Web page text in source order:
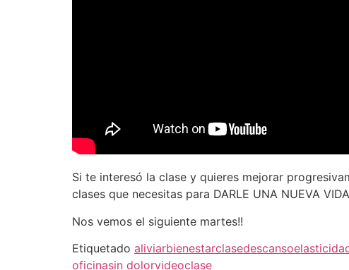
Si te interesó la clase y quieres mejorar
clases que necesitas para DARLE UNA NUEVA
Nos vemos el siguiente martes!!
Etiquetado aliviarbienestarclasedescanso
oficinasin dolorvideoclase